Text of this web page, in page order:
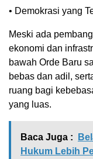
• Demokrasi yang
Meski ada
ekonomi dan
bawah Orde Baru
bebas dan adil,
ruang bagi
yang luas.
Baca Juga :
Hukum Lebih